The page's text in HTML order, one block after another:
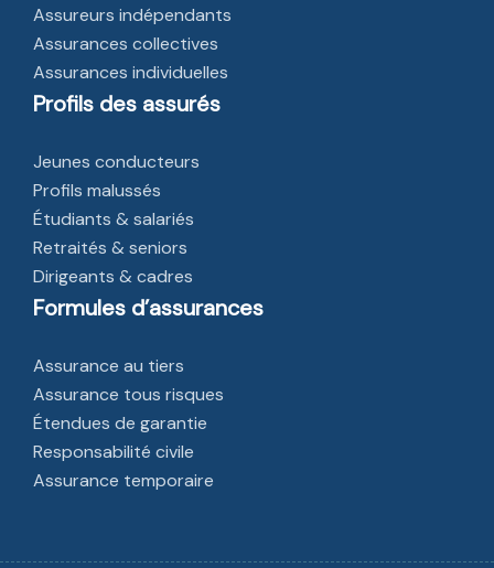
Assureurs indépendants
Assurances collectives
Assurances individuelles
Profils des assurés
Jeunes conducteurs
Profils malussés
Étudiants & salariés
Retraités & seniors
Dirigeants & cadres
Formules d’assurances
Assurance au tiers
Assurance tous risques
Étendues de garantie
Responsabilité civile
Assurance temporaire